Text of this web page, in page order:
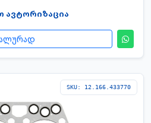
ავტორიზაცია
SKU: 12.166.433770